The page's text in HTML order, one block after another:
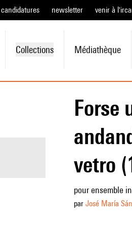
newsletter venir à
Collections Médiathèque
Forse
vetro
pour ensemble
par José María